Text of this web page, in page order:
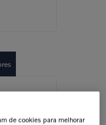
de cookies para melhorar